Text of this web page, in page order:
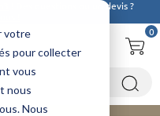
votre
pour collecter
vous
nous
Nous
! Des questions ou un devis ?
0